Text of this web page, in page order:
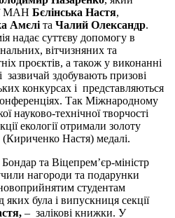
МАН Бєлінська Настя,
Амєлі та Чалий Олександр.
надає суттєву допомогу в
вітчизняних та
проєктів, а також у виконанні
зазвичай здобувають призові
конкурсах і представляються
Так Міжнародному
науково-технічної творчості
екології отримали золоту
(Кириченко Настя) медалі.
та Віцепрем’єр-міністр
нагороди та подарунки
студентам
яких була і випускниця секції
– залікові книжки. У